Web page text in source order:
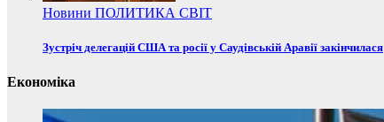
Новини ПОЛИТИКА СВІТ
Зустріч делегацій США та росії у Саудівській Аравії закінчилася
Економіка